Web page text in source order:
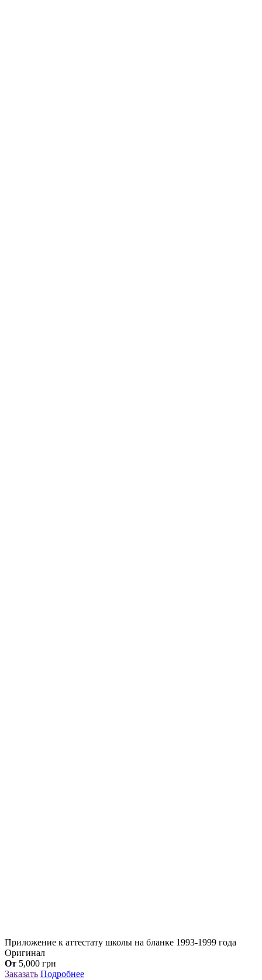
Приложение к аттестату школы на бланке 1993-1999 года
Оригинал
От 5,000 грн
Заказать Подробнее